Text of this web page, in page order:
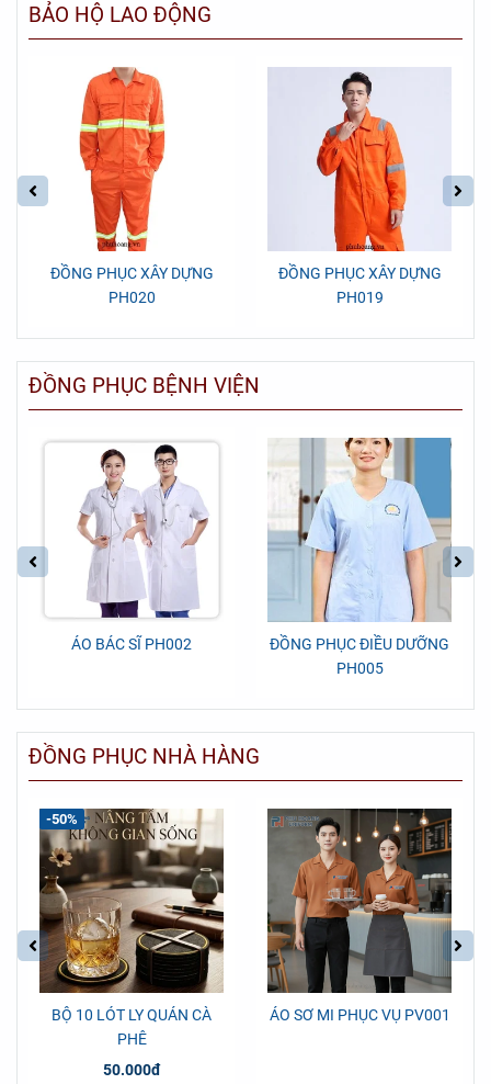
BẢO HỘ LAO ĐỘNG
ĐỒNG PHỤC XÂY DỰNG
PH020
ĐỒNG PHỤC XÂY DỰNG
PH019
ĐỒNG PHỤC BỆNH VIỆN
ÁO BÁC SĨ PH002
ĐỒNG PHỤC ĐIỀU DƯỠNG
PH005
ĐỒNG PHỤC NHÀ HÀNG
BỘ 10 LÓT LY QUÁN CÀ
PHÊ
50.000đ
-50%
ÁO SƠ MI PHỤC VỤ PV001